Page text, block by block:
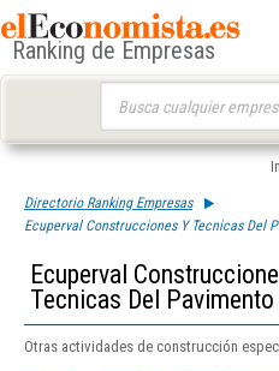
Ranking de Empresas
Directorio Ranking Empresas
Ecuperval Construcciones Y Tecnicas Del
Ecuperval
Tecnicas Del Pavimento
Otras actividades de construcción